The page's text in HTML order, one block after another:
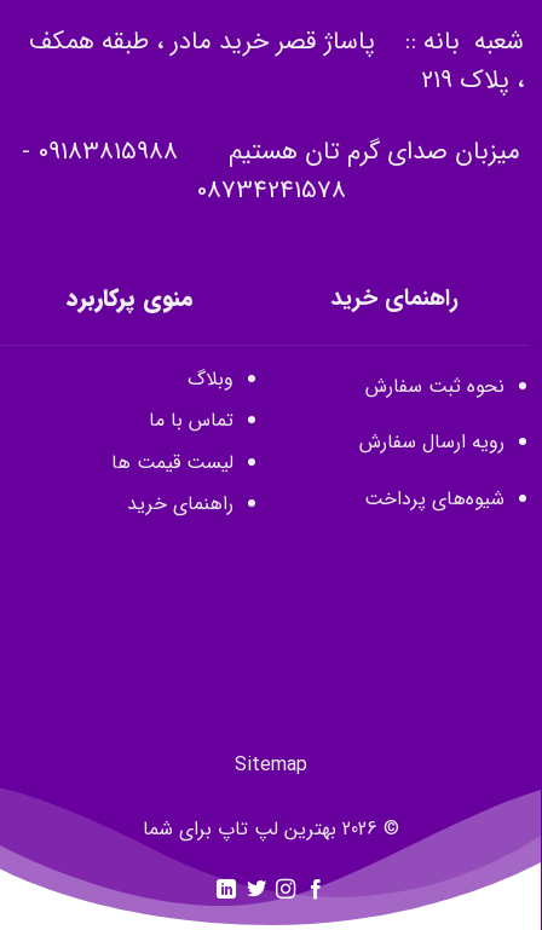
شعبه بانه :: پاساژ قصر خرید مادر ، طبقه همکف
، پلاک 219
میزبان صدای گرم تان هستیم 09183815988
-
08734241578
راهنمای خرید
نحوه ثبت سفارش
رویه ارسال سفارش
شیوه‌های پرداخت
منوی پرکاربرد
وبلاگ
تماس با ما
لیست قیمت ها
راهنمای خرید
Sitemap
© 2026 بهترین لپ تاپ برای شما